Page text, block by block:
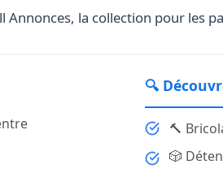
la collection pour les
🔍
🔨
🎲